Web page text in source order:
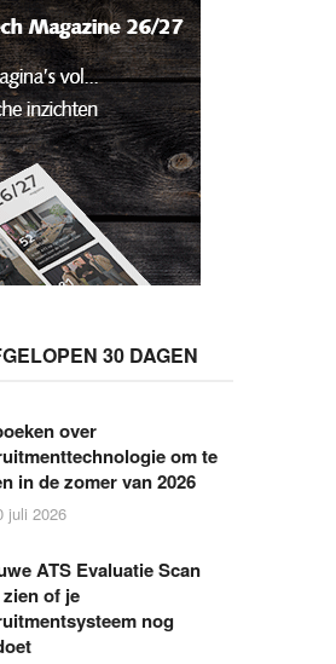
30 DAGEN
over
om te
in de zomer van 2026
juli 2026
ATS Evaluatie Scan
zien of je
nog